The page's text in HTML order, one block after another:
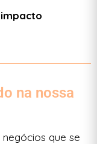
na nossa
que se